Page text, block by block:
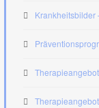
Krankheitsbilder